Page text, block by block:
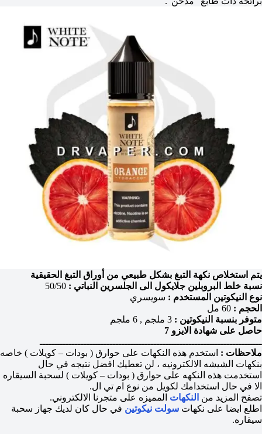
يتم استخلاص نكهة التبغ بشكل طبيعي من أوراق التبغ الحقيقية
نسبة خلط البروبلين جلايكول الى الجلسرين النباتي : 50/50
نوع النيكوتين المستخدم : سويسري
الحجم :
متوفر بنسبة النيكوتين :
حاصل على شهادة الايزو 7
ــــــــــــــــــــــــــــــــــــــــــــــــــــــــــــــــــــــــــــ
ملاحظات : استخدم هذه النكهات على حوارق ( بودات – كويلات ) خاصه
بنكهات الشيشه الالكترونيه ، لن تعطيك افضل نتيجه في حال
استخدمت هذه النكهه على حوارق ( بودات – كويلات ) لسحبة السيقاره
الا في حال استخدامك لكويل من نوع ام تي ال.
تصفح المزيد من النكهات المميزه على متجرنا الالكتروني.
اطلع ايضا على نكهات سولت نيكوتين في حال كان لديك جهاز سحبة
سيقاره.